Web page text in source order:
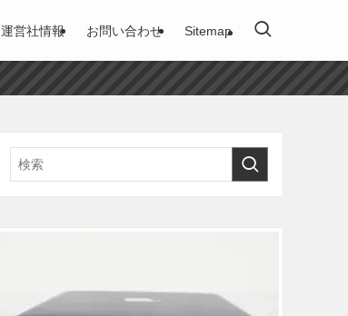
運営社情報 お問い合わせ Sitemap